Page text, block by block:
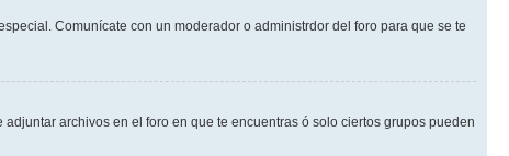
Comunícate con un moderador o administrdor del foro para que se te
archivos en el foro en que te encuentras ó solo ciertos grupos pueden